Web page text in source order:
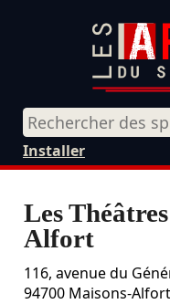
Installer
Les
Alfort
116, avenue du
94700 Maisons-Alfort